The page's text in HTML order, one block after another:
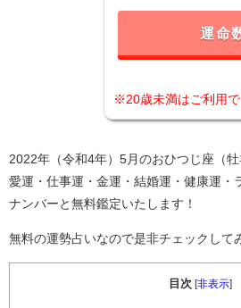
運命
※20歳未満はご利用
2022年（令和4年）5月のおひつじ座（
愛運・仕事運・金運・結婚運・健康運・
ナンバーと無料鑑定いたします！
無料の運勢占いなので是非チェックして
目次 非表示]